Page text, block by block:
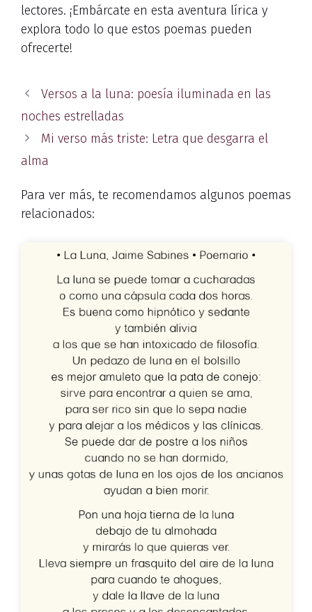
lectores. ¡Embárcate en esta aventura lírica y
explora todo lo que estos poemas pueden
ofrecerte!
Versos a la luna: poesía iluminada en las
noches estrelladas
Mi verso más triste: Letra que desgarra el
alma
Para ver más, te recomendamos algunos poemas
relacionados: